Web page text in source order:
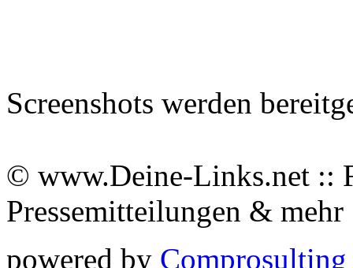
Screenshots werden
© www.Deine-Links.net ::
Pressemitteilungen &
powered by Comprosulting